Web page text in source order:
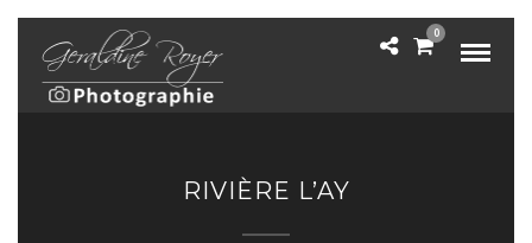
0
RIVIÈRE L’AY